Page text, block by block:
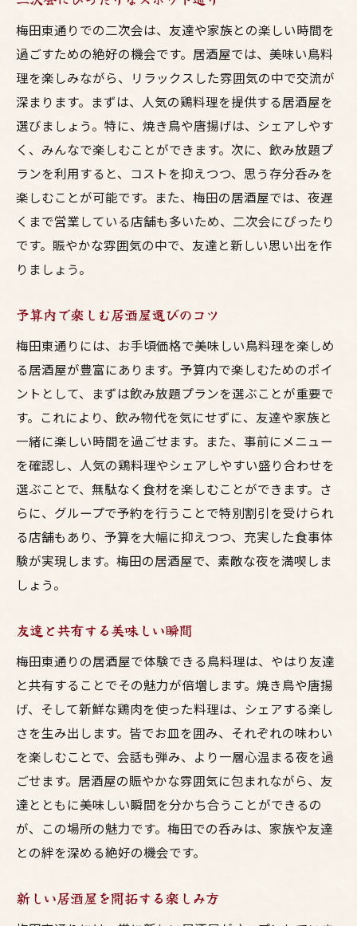
梅田東通りでの二次会は、友達や家族との楽しい時間を
過ごすための絶好の機会です。居酒屋では、美味い鳥料
理を楽しみながら、リラックスした雰囲気の中で交流が
深まります。まずは、人気の鶏料理を提供する居酒屋を
選びましょう。特に、焼き鳥や唐揚げは、シェアしやす
く、みんなで楽しむことができます。次に、飲み放題プ
ランを利用すると、コストを抑えつつ、思う存分呑みを
楽しむことが可能です。また、梅田の居酒屋では、夜遅
くまで営業している店舗も多いため、二次会にぴったり
です。賑やかな雰囲気の中で、友達と新しい思い出を作
りましょう。
予算内で楽しむ居酒屋選びのコツ
梅田東通りには、お手頃価格で美味しい鳥料理を楽しめ
る居酒屋が豊富にあります。予算内で楽しむためのポイ
ントとして、まずは飲み放題プランを選ぶことが重要で
す。これにより、飲み物代を気にせずに、友達や家族と
一緒に楽しい時間を過ごせます。また、事前にメニュー
を確認し、人気の鶏料理やシェアしやすい盛り合わせを
選ぶことで、無駄なく食材を楽しむことができます。さ
らに、グループで予約を行うことで特別割引を受けられ
る店舗もあり、予算を大幅に抑えつつ、充実した食事体
験が実現します。梅田の居酒屋で、素敵な夜を満喫しま
しょう。
友達と共有する美味しい瞬間
梅田東通りの居酒屋で体験できる鳥料理は、やはり友達
と共有することでその魅力が倍増します。焼き鳥や唐揚
げ、そして新鮮な鶏肉を使った料理は、シェアする楽し
さを生み出します。皆でお皿を囲み、それぞれの味わい
を楽しむことで、会話も弾み、より一層心温まる夜を過
ごせます。居酒屋の賑やかな雰囲気に包まれながら、友
達とともに美味しい瞬間を分かち合うことができるの
が、この場所の魅力です。梅田での呑みは、家族や友達
との絆を深める絶好の機会です。
新しい居酒屋を開拓する楽しみ方